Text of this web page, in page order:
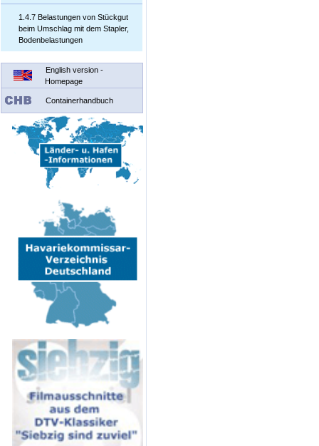
1.4.7 Belastungen von Stückgut
beim Umschlag mit dem Stapler,
Bodenbelastungen
English version -
Homepage
Containerhandbuch